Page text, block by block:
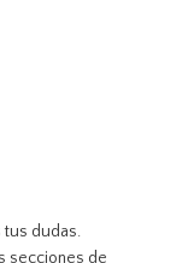
tus dudas.
secciones de